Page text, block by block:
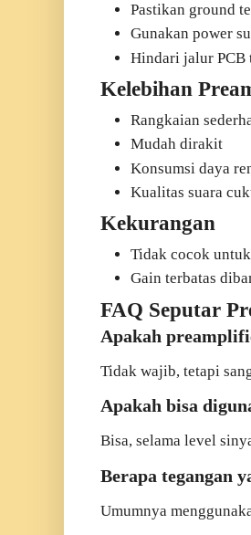
Pastikan ground
Gunakan power
Hindari jalur PCB
Kelebihan
Rangkaian
Mudah dirakit
Konsumsi daya
Kualitas suara
Kekurangan
Tidak cocok
Gain terbatas
FAQ Seputar
Apakah
Tidak wajib, tetapi
Apakah bisa
Bisa, selama level
Berapa tegangan
Umumnya